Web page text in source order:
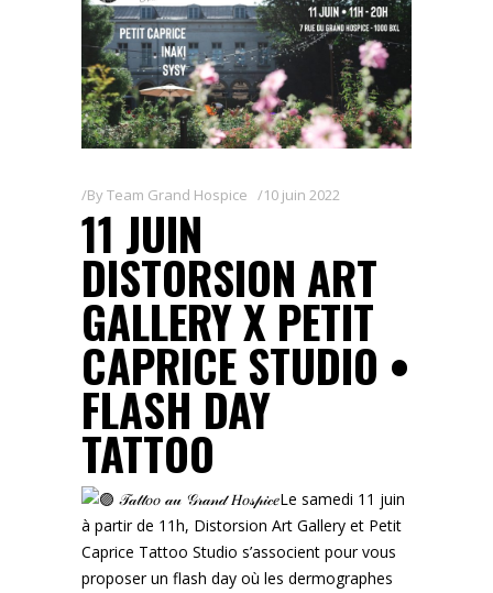
ByTeam Grand Hospice 10 juin 2022
11 JUIN
DISTORSION ART
GALLERY X PETIT
CAPRICE STUDIO •
FLASH DAY
TATTOO
𝒯𝒶𝓉𝓉𝑜𝑜 𝒶𝓊 𝒢𝓇𝒶𝓃𝒹 𝐻𝑜𝓈𝓅𝒾𝒸𝑒Le samedi 11 juin
à partir de 11h, Distorsion Art Gallery et Petit
Caprice Tattoo Studio s’associent pour vous
proposer un flash day où les dermographes